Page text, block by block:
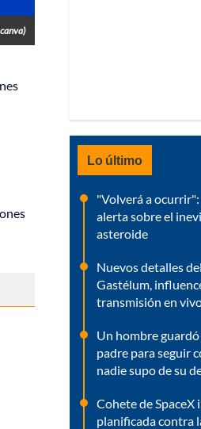
Lo último
"Volverá a
alerta sobre el
asteroide
Nuevos detalles
Gastélum,
transmisión en
Un hombre guardó
padre para seguir
nadie supo de su
Cohete de
planificada contra